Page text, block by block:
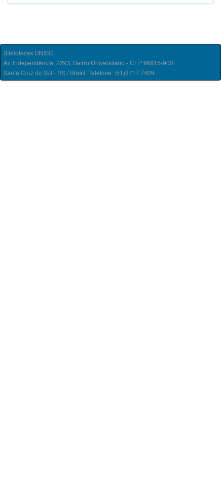
Bibliotecas UNISC
Av. Independência, 2293, Bairro Universitário - CEP 96815-900
Santa Cruz do Sul - RS / Brasil. Telefone: (51)3717.7409